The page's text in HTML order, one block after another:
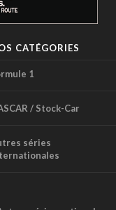
CATÉGORIES
1
/ Stock-Car
séries